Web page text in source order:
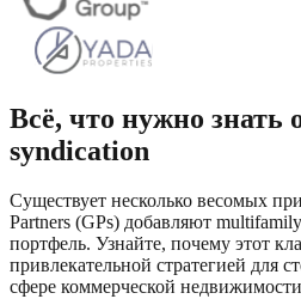
Всё, что нужно знать
syndication
Существует несколько весомых
Partners (GPs) добавляют
портфель. Узнайте, почему этот
привлекательной стратегией для
сфере коммерческой